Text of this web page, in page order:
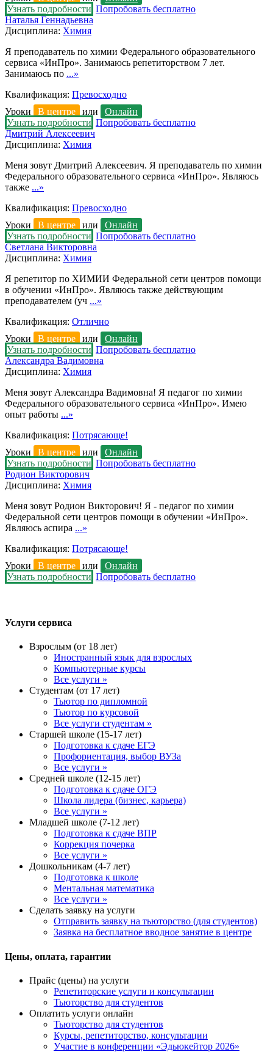
Узнать подробности Попробовать бесплатно
Наталья Геннадьевна
Дисциплина: Химия
Я преподаватель по химии Федерального образовательного
сервиса «ИнПро». Занимаюсь репетиторством 7 лет.
Занимаюсь по ...»
Квалификация: Превосходно
Уроки
В центре или
Онлайн
Узнать подробности Попробовать бесплатно
Дмитрий Алексеевич
Дисциплина: Химия
Меня зовут Дмитрий Алексеевич. Я преподаватель по химии
Федерального образовательного сервиса «ИнПро». Являюсь
также ...»
Квалификация: Превосходно
Уроки
В центре или
Онлайн
Узнать подробности Попробовать бесплатно
Светлана Викторовна
Дисциплина: Химия
Я репетитор по ХИМИИ Федеральной сети центров помощи
в обучении «ИнПро». Являюсь также действующим
преподавателем (уч ...»
Квалификация: Отлично
Уроки
В центре или
Онлайн
Узнать подробности Попробовать бесплатно
Александра Вадимовна
Дисциплина: Химия
Меня зовут Александра Вадимовна! Я педагог по химии
Федерального образовательного сервиса «ИнПро». Имею
опыт работы ...»
Квалификация: Потрясающе!
Уроки
В центре или
Онлайн
Узнать подробности Попробовать бесплатно
Родион Викторович
Дисциплина: Химия
Меня зовут Родион Викторович! Я - педагог по химии
Федеральной сети центров помощи в обучении «ИнПро».
Являюсь аспира ...»
Квалификация: Потрясающе!
Уроки
В центре или
Онлайн
Узнать подробности Попробовать бесплатно
Услуги сервиса
Взрослым (от 18 лет)
Иностранный язык для взрослых
Компьютерные курсы
Все услуги »
Студентам (от 17 лет)
Тьютор по дипломной
Тьютор по курсовой
Все услуги студентам »
Старшей школе (15-17 лет)
Подготовка к сдаче ЕГЭ
Профориентация, выбор ВУЗа
Все услуги »
Средней школе (12-15 лет)
Подготовка к сдаче ОГЭ
Школа лидера (бизнес, карьера)
Все услуги »
Младшей школе (7-12 лет)
Подготовка к сдаче ВПР
Коррекция почерка
Все услуги »
Дошкольникам (4-7 лет)
Подготовка к школе
Ментальная математика
Все услуги »
Сделать заявку на услуги
Отправить заявку на тьюторство (для студентов)
Заявка на бесплатное вводное занятие в центре
Цены, оплата, гарантии
Прайс (цены) на услуги
Репетиторские услуги и консультации
Тьюторство для студентов
Оплатить услуги онлайн
Тьюторство для студентов
Курсы, репетиторство, консультации
Участие в конференции «Эдьюкейтор 2026»